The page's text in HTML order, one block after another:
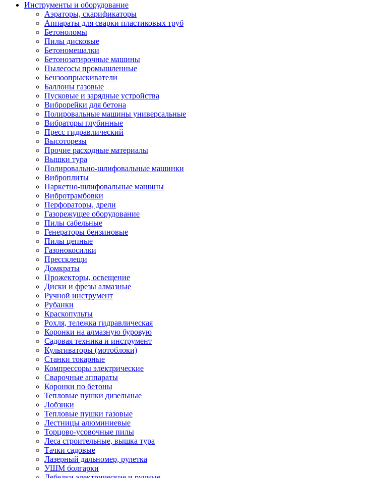
Инструменты и оборудование
Аэраторы, скарификаторы
Аппараты для сварки пластиковых труб
Бетоноломы
Пилы дисковые
Бетономешалки
Бетонозатирочные машины
Пылесосы промышленные
Бензоопрыскиватели
Баллоны газовые
Пусковые и зарядные устройства
Виброрейки для бетона
Полировальные машины универсальные
Вибраторы глубинные
Пресс гидравлический
Высоторезы
Прочие расходные материалы
Вышки тура
Полировально-шлифовальные машинки
Виброплиты
Паркетно-шлифовальные машины
Вибротрамбовки
Перфораторы, дрели
Газорежущее оборудование
Пилы сабельные
Генераторы бензиновые
Пилы цепные
Газонокосилки
Прессклещи
Домкраты
Прожекторы, освещение
Диски и фрезы алмазные
Ручной инструмент
Рубанки
Краскопульты
Рохля, тележка гидравлическая
Коронки на алмазную буровую
Садовая техника и инструмент
Культиваторы (мотоблоки)
Станки токарные
Компрессоры электрические
Сварочные аппараты
Коронки по бетоны
Тепловые пушки дизельные
Лобзики
Тепловые пушки газовые
Лестницы алюминиевые
Торцово-усовочные пилы
Леса строительные, вышка тура
Тачки садовые
Лазерный дальномер, рулетка
УШМ болгарки